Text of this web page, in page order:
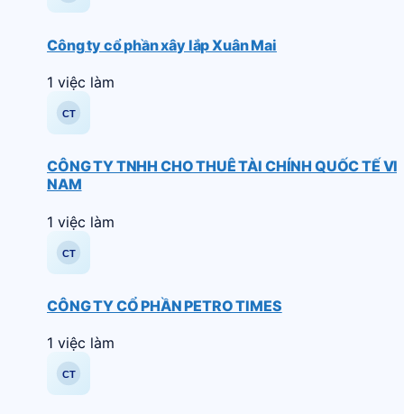
Công ty cổ phần xây lắp Xuân Mai
1 việc làm
CÔNG TY TNHH CHO THUÊ TÀI CHÍNH QUỐC TẾ
NAM
1 việc làm
CÔNG TY CỔ PHẦN PETRO TIMES
1 việc làm